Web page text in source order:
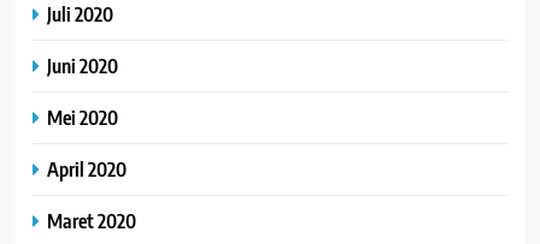
Juli 2020
Juni 2020
Mei 2020
April 2020
Maret 2020